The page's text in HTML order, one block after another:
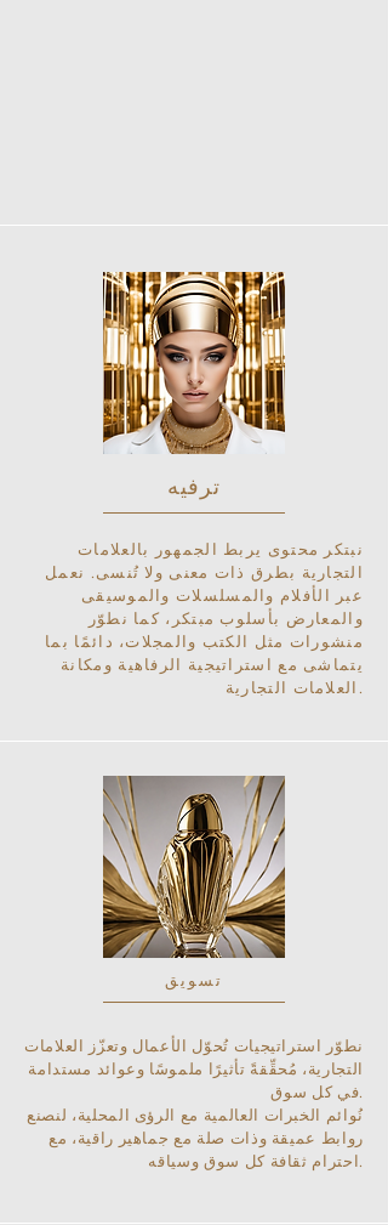
ترفيه
نبتكر محتوى يربط الجمهور بالعلامات
التجارية بطرق ذات معنى ولا تُنسى. نعمل
عبر الأفلام والمسلسلات والموسيقى
والمعارض بأسلوب مبتكر، كما نطوّر
منشورات مثل الكتب والمجلات، دائمًا بما
يتماشى مع استراتيجية الرفاهية ومكانة
العلامات التجارية.
تسويق
نطوّر استراتيجيات تُحوّل الأعمال وتعزّز العلامات
التجارية، مُحقِّقةً تأثيرًا ملموسًا وعوائد مستدامة
في كل سوق.
نُوائم الخبرات العالمية مع الرؤى المحلية، لنصنع
روابط عميقة وذات صلة مع جماهير راقية، مع
احترام ثقافة كل سوق وسياقه.